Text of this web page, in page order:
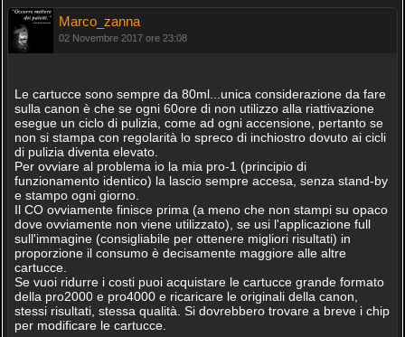
Marco_zanna
02 Novembre 2017 ore 23:08
Le cartucce sono sempre da 80ml...unica considerazione da fare
sulla canon è che se ogni 60ore di non utilizzo alla riattivazione
esegue un ciclo di pulizia, come ad ogni accensione, pertanto se
non si stampa con regolarità lo spreco di inchiostro dovuto ai cicli
di pulizia diventa elevato.
Per ovviare al problema io la mia pro-1 (principio di
funzionamento identico) la lascio sempre accesa, senza stand-by
e stampo ogni giorno.
Il CO ovviamente finisce prima (a meno che non stampi su opaco
dove ovviamente non viene utilizzato), se usi l'applicazione full
sull'immagine (consigliabile per ottenere migliori risultati) in
proporzione il consumo è decisamente maggiore alle altre
cartucce.
Se vuoi ridurre i costi puoi acquistare le cartucce grande formato
della pro2000 e pro4000 e ricaricare le originali della canon,
stessi risultati, stessa qualità. Si dovrebbero trovare a breve i chip
per modificare le cartucce.